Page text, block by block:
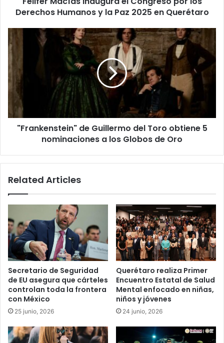
en
Querétaro
Derechos Humanos y la Paz 2025 en Querétaro
"Frankenstein"
de
Toro
obtiene
nominaciones
a
"Frankenstein" de Guillermo del Toro obtiene 5
nominaciones a los Globos de Oro
Related Articles
Secretario de Seguridad
de EU asegura que cárteles
controlan toda la frontera
con México
25 junio, 2026
Querétaro realiza Primer
Encuentro Estatal de Salud
Mental enfocado en niñas,
niños y jóvenes
24 junio, 2026